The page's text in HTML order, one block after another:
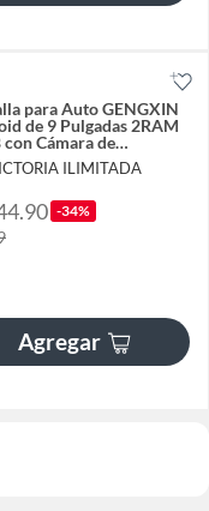
para Auto GENGXIN
de 9 Pulgadas 2RAM
con Cámara de
ILIMITADA
-34%
Agregar